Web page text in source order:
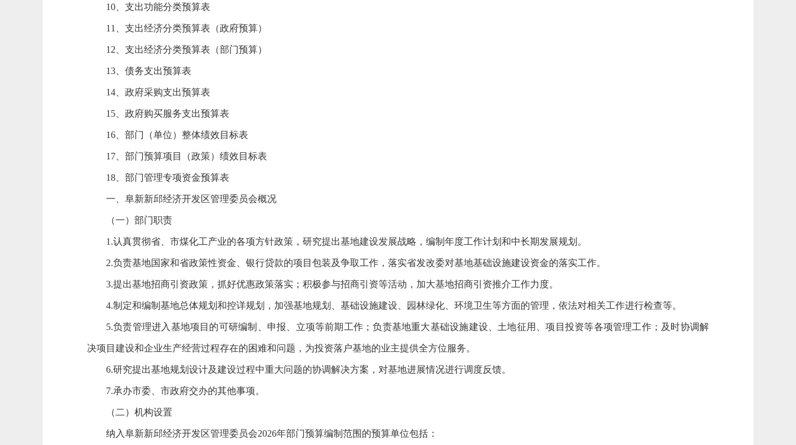
10、支出功能分类预算表
11、支出经济分类预算表（政府预算）
12、支出经济分类预算表（部门预算）
13、债务支出预算表
14、政府采购支出预算表
15、政府购买服务支出预算表
16、部门（单位）整体绩效目标表
17、部门预算项目（政策）绩效目标表
18、部门管理专项资金预算表
一、 阜新新邱经济开发区管理委员会概况
（一）部门职责
1.认真贯彻省、市煤化工产业的各项方针政策，研究提出基地建设发展战略，编制年度工作计划和中长期发展规划。
2.负责基地国家和省政策性资金、银行贷款的项目包装及争取工作，落实省发改委对基地基础设施建设资金的落实工作。
3.提出基地招商引资政策，抓好优惠政策落实；积极参与招商引资等活动，加大基地招商引资推介工作力度。
4.制定和编制基地总体规划和控详规划，加强基地规划、基础设施建设、园林绿化、环境卫生等方面的管理，依法对相关工作进行检查等。
5.负责管理进入基地项目的可研编制、申报、立项等前期工作；负责基地重大基础设施建设、土地征用、项目投资等各项管理工作；及时协调解
决项目建设和企业生产经营过程存在的困难和问题，为投资落户基地的业主提供全方位服务。
6.研究提出基地规划设计及建设过程中重大问题的协调解决方案，对基地进展情况进行调度反馈。
7.承办市委、市政府交办的其他事项。
（二）机构设置
纳入阜新新邱经济开发区管理委员会2026年部门预算编制范围的预算单位包括：